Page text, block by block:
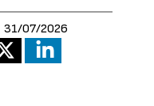
31/07/2026